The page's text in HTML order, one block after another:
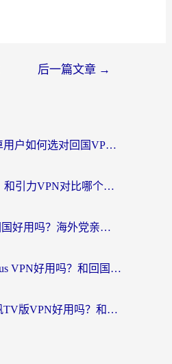
后一篇文章 →
海外党必看：安卓用户如何选对回国VPN？从踩坑到无缝访问的全攻略
斧牛VPN好用吗？和引力VPN对比哪个回国效果更好？海外党亲测3款加速器+避坑指南
ChickCN和极闪回国好用吗？海外党亲测3款加速器，教你选对不踩坑
海外党实测：Malus VPN好用吗？和回国VPN对比哪个回国效果更好？附真实体验与加速器推荐
海外党必看：快帆TV版VPN好用吗？和豌豆IP VPN对比哪个回国效果更好？附真实体验与选择指南